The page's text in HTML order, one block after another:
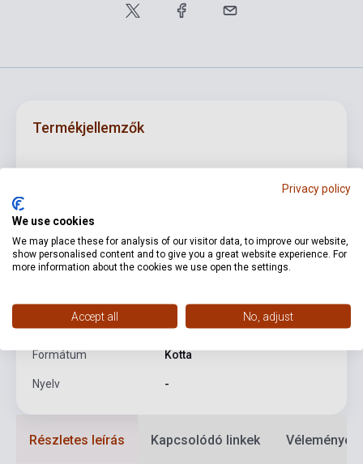
Termékjellemzők
Oldalszám 28
Kötés Puhakötés
Kiadási év 1982
Formátum Kotta
Nyelv -
Részletes leírás Kapcsolódó linkek Vélemények
Privacy policy
We use cookies
We may place these for analysis of our visitor data, to improve our website,
show personalised content and to give you a great website experience. For
more information about the cookies we use open the settings.
Accept all No, adjust